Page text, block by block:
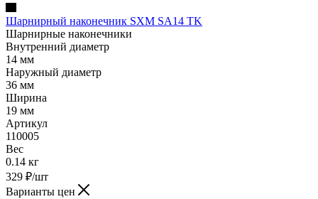
Шарнирный наконечник SXM SA14 TK
Шарнирные наконечники
Внутренний диаметр
14 мм
Наружный диаметр
36 мм
Ширина
19 мм
Артикул
110005
Вес
0.14 кг
329 ₽/шт
Варианты цен